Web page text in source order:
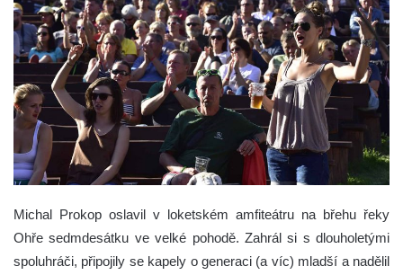
Michal Prokop oslavil v loketském amfiteátru na břehu řeky
Ohře sedmdesátku ve velké pohodě. Zahrál si s dlouholetými
spoluhráči, připojily se kapely o generaci (a víc) mladší a nadělil